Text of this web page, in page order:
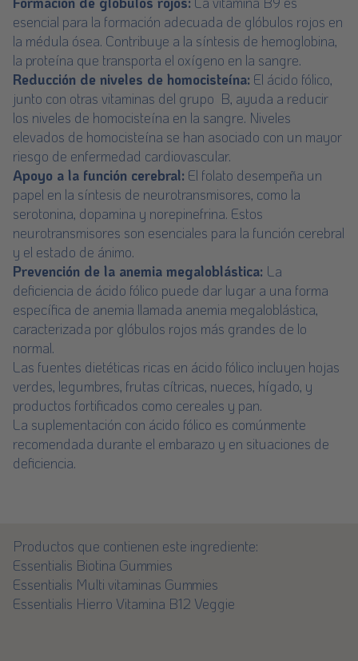
esencial para la formación adecuada de glóbulos rojos en
la médula ósea. Contribuye a la síntesis de hemoglobina,
la proteína que transporta el oxígeno en la sangre.
Reducción de niveles de homocisteína: El ácido fólico,
junto con otras vitaminas del grupo B, ayuda a reducir
los niveles de homocisteína en la sangre. Niveles
elevados de homocisteína se han asociado con un mayor
riesgo de enfermedad cardiovascular.
Apoyo a la función cerebral: El folato desempeña un
papel en la síntesis de neurotransmisores, como la
serotonina, dopamina y norepinefrina. Estos
neurotransmisores son esenciales para la función cerebral
y el estado de ánimo.
Prevención de la anemia megaloblástica: La
deficiencia de ácido fólico puede dar lugar a una forma
específica de anemia llamada anemia megaloblástica,
caracterizada por glóbulos rojos más grandes de lo
normal.
Las fuentes dietéticas ricas en ácido fólico incluyen hojas
verdes, legumbres, frutas cítricas, nueces, hígado, y
productos fortificados como cereales y pan.
La suplementación con ácido fólico es comúnmente
recomendada durante el embarazo y en situaciones de
deficiencia.
Productos que contienen este ingrediente:
Essentialis Biotina Gummies
Essentialis Multi vitaminas Gummies
Essentialis Hierro Vitamina B12 Veggie